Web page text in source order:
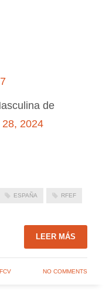
de
28, 2024
ESPAÑA RFEF
LEER MÁS
NO COMMENTS